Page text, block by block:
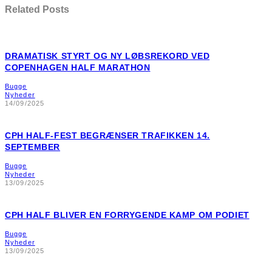
Related Posts
DRAMATISK STYRT OG NY LØBSREKORD VED
COPENHAGEN HALF MARATHON
Bugge
Nyheder
14/09/2025
CPH HALF-FEST BEGRÆNSER TRAFIKKEN 14.
SEPTEMBER
Bugge
Nyheder
13/09/2025
CPH HALF BLIVER EN FORRYGENDE KAMP OM PODIET
Bugge
Nyheder
13/09/2025